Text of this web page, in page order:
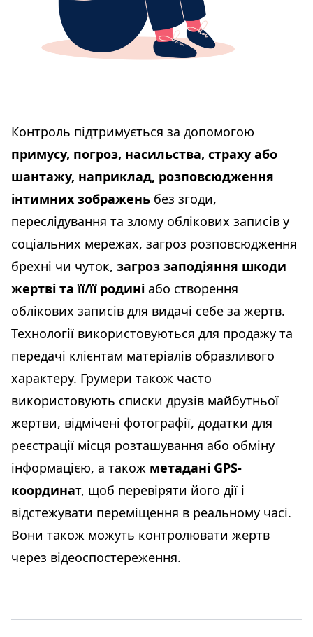
Контроль підтримується за допомогою
примусу, погроз, насильства, страху або
шантажу, наприклад, розповсюдження
інтимних зображень без згоди,
переслідування та злому облікових записів у
соціальних мережах, загроз розповсюдження
брехні чи чуток, загроз заподіяння шкоди
жертві та її/її родині або створення
облікових записів для видачі себе за жертв.
Технології використовуються для продажу та
передачі клієнтам матеріалів образливого
характеру. Грумери також часто
використовують списки друзів майбутньої
жертви, відмічені фотографії, додатки для
реєстрації місця розташування або обміну
інформацією, а також метадані GPS-
координат, щоб перевіряти його дії і
відстежувати переміщення в реальному часі.
Вони також можуть контролювати жертв
через відеоспостереження.